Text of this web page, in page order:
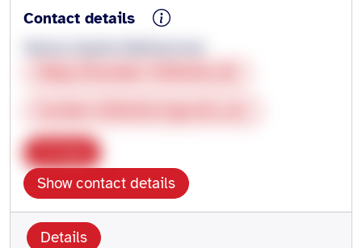
Contact details
Show contact details
Details